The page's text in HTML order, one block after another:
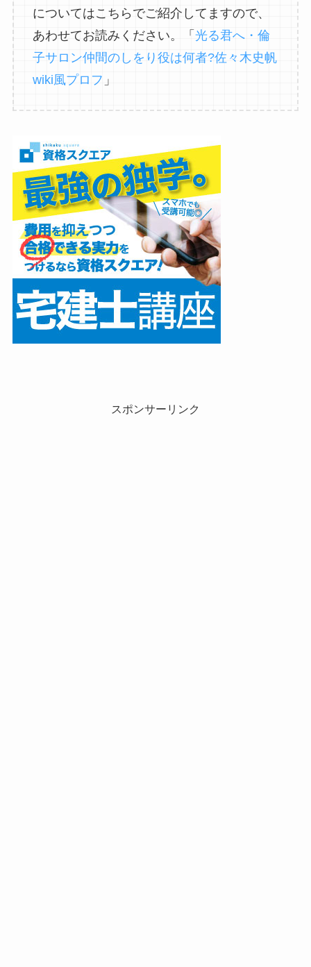
についてはこちらでご紹介してますので、
あわせてお読みください。「 光る君へ・倫
子サロン仲間のしをり役は何者?佐々木史帆
wiki風プロフ 」
スポンサーリンク